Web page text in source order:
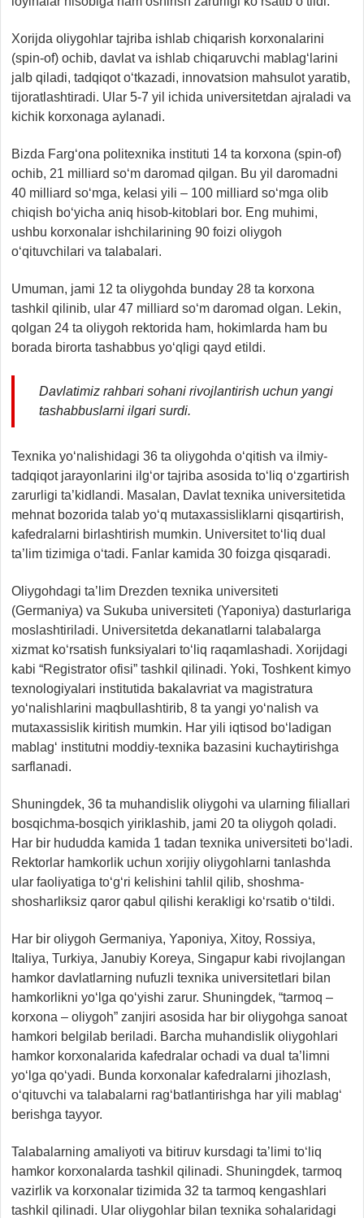
Xorijda oliygohlar tajriba ishlab chiqarish korxonalarini
(spin-of) ochib, davlat va ishlab chiqaruvchi mablag‘larini
jalb qiladi, tadqiqot o‘tkazadi, innovatsion mahsulot yaratib,
tijoratlashtiradi. Ular 5-7 yil ichida universitetdan ajraladi va
kichik korxonaga aylanadi.
Bizda Farg‘ona politexnika instituti 14 ta korxona (spin-of)
ochib, 21 milliard so‘m daromad qilgan. Bu yil daromadni
40 milliard so‘mga, kelasi yili – 100 milliard so‘mga olib
chiqish bo‘yicha aniq hisob-kitoblari bor. Eng muhimi,
ushbu korxonalar ishchilarining 90 foizi oliygoh
o‘qituvchilari va talabalari.
Umuman, jami 12 ta oliygohda bunday 28 ta korxona
tashkil qilinib, ular 47 milliard so‘m daromad olgan. Lekin,
qolgan 24 ta oliygoh rektorida ham, hokimlarda ham bu
borada birorta tashabbus yo‘qligi qayd etildi.
Davlatimiz rahbari sohani rivojlantirish uchun yangi
tashabbuslarni ilgari surdi.
Texnika yo‘nalishidagi 36 ta oliygohda o‘qitish va ilmiy-
tadqiqot jarayonlarini ilg‘or tajriba asosida to‘liq o‘zgartirish
zarurligi ta’kidlandi. Masalan, Davlat texnika universitetida
mehnat bozorida talab yo‘q mutaxassisliklarni qisqartirish,
kafedralarni birlashtirish mumkin. Universitet to‘liq dual
ta’lim tizimiga o‘tadi. Fanlar kamida 30 foizga qisqaradi.
Oliygohdagi ta’lim Drezden texnika universiteti
(Germaniya) va Sukuba universiteti (Yaponiya) dasturlariga
moslashtiriladi. Universitetda dekanatlarni talabalarga
xizmat ko‘rsatish funksiyalari to‘liq raqamlashadi. Xorijdagi
kabi “Registrator ofisi” tashkil qilinadi. Yoki, Toshkent kimyo
texnologiyalari institutida bakalavriat va magistratura
yo‘nalishlarini maqbullashtirib, 8 ta yangi yo‘nalish va
mutaxassislik kiritish mumkin. Har yili iqtisod bo‘ladigan
mablag‘ institutni moddiy-texnika bazasini kuchaytirishga
sarflanadi.
Shuningdek, 36 ta muhandislik oliygohi va ularning filiallari
bosqichma-bosqich yiriklashib, jami 20 ta oliygoh qoladi.
Har bir hududda kamida 1 tadan texnika universiteti bo‘ladi.
Rektorlar hamkorlik uchun xorijiy oliygohlarni tanlashda
ular faoliyatiga to‘g‘ri kelishini tahlil qilib, shoshma-
shosharliksiz qaror qabul qilishi kerakligi ko‘rsatib o‘tildi.
Har bir oliygoh Germaniya, Yaponiya, Xitoy, Rossiya,
Italiya, Turkiya, Janubiy Koreya, Singapur kabi rivojlangan
hamkor davlatlarning nufuzli texnika universitetlari bilan
hamkorlikni yo‘lga qo‘yishi zarur. Shuningdek, “tarmoq –
korxona – oliygoh” zanjiri asosida har bir oliygohga sanoat
hamkori belgilab beriladi. Barcha muhandislik oliygohlari
hamkor korxonalarida kafedralar ochadi va dual ta’limni
yo‘lga qo‘yadi. Bunda korxonalar kafedralarni jihozlash,
o‘qituvchi va talabalarni rag‘batlantirishga har yili mablag‘
berishga tayyor.
Talabalarning amaliyoti va bitiruv kursdagi ta’limi to‘liq
hamkor korxonalarda tashkil qilinadi. Shuningdek, tarmoq
vazirlik va korxonalar tizimida 32 ta tarmoq kengashlari
tashkil qilinadi. Ular oliygohlar bilan texnika sohalaridagi